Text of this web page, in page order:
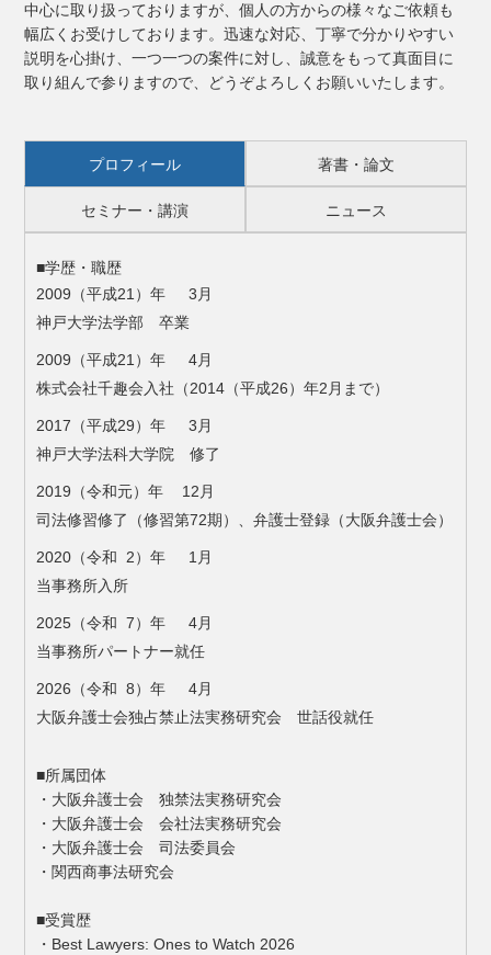
中心に取り扱っておりますが、個人の方からの様々なご依頼も
幅広くお受けしております。迅速な対応、丁寧で分かりやすい
説明を心掛け、一つ一つの案件に対し、誠意をもって真面目に
取り組んで参りますので、どうぞよろしくお願いいたします。
プロフィール 著書・論文
セミナー・講演 ニュース
■学歴・職歴
2009（平成21）年 3月
神戸大学法学部 卒業
2009（平成21）年 4月
株式会社千趣会入社（2014（平成26）年2月まで）
2017（平成29）年 3月
神戸大学法科大学院 修了
2019（令和元）年 12月
司法修習修了（修習第72期）、弁護士登録（大阪弁護士会）
2020（令和 2）年 1月
当事務所入所
2025（令和 7）年 4月
当事務所パートナー就任
2026（令和 8）年 4月
大阪弁護士会独占禁止法実務研究会 世話役就任
■所属団体
・大阪弁護士会 独禁法実務研究会
・大阪弁護士会 会社法実務研究会
・大阪弁護士会 司法委員会
・関西商事法研究会
■受賞歴
・Best Lawyers: Ones to Watch 2026